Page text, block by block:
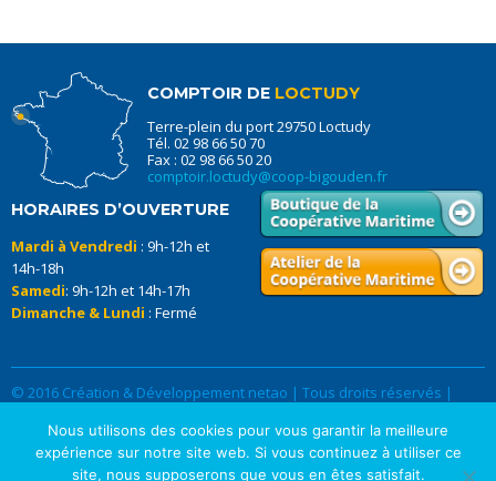
COMPTOIR DE LOCTUDY
Terre-plein du port 29750 Loctudy
Tél. 02 98 66 50 70
Fax : 02 98 66 50 20
comptoir.loctudy@coop-bigouden.fr
HORAIRES D’OUVERTURE
Mardi à Vendredi : 9h-12h et
14h-18h
Samedi: 9h-12h et 14h-17h
Dimanche & Lundi : Fermé
© 2016 Création & Développement netao | Tous droits réservés |
Nous utilisons des cookies pour vous garantir la meilleure
expérience sur notre site web. Si vous continuez à utiliser ce
site, nous supposerons que vous en êtes satisfait.